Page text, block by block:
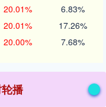
20.01% 6.83%
20.01% 17.26%
20.00% 7.68%
播